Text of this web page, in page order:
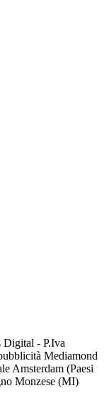
Digital - P.Iva
Mediamond
Amsterdam (Paesi
Monzese (MI)